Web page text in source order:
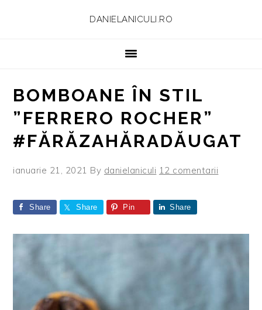
DANIELANICULI.RO
BOMBOANE ÎN STIL
”FERRERO ROCHER”
#FĂRĂZAHĂRADĂUGAT
ianuarie 21, 2021 By danielaniculi 12 comentarii
Share Share Pin Share